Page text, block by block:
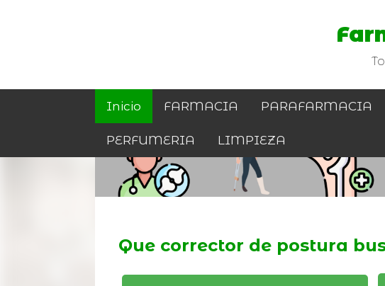
Inicio FARMACIA PARAFARMACIA
PERFUMERIA LIMPIEZA
Que corrector de postura